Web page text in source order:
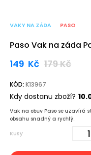
VAKY NA ZÁDA PASO
Paso Vak na záda
149 Kč 179Kč
KÓD: K13967
Kdy dostanu zboží?
Vak na obuv Paso se uzavírá
obsahu snadný a rychlý.
Kusy